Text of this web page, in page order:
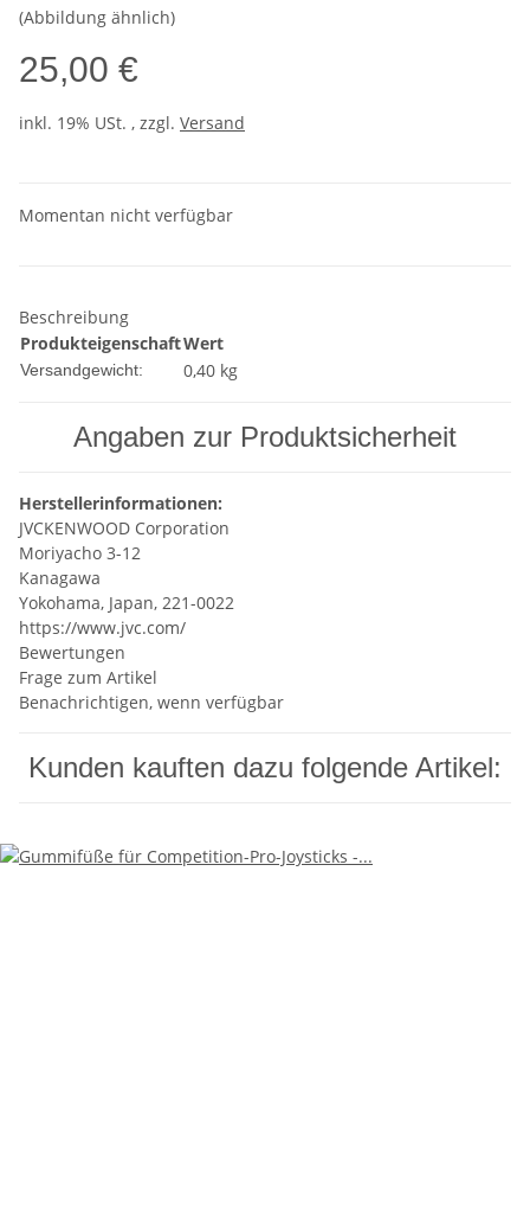
(Abbildung ähnlich)
25,00 €
inkl. 19% USt. , zzgl. Versand
Momentan nicht verfügbar
Beschreibung
ProdukteigenschaftWert
Versandgewicht: 0,40 kg
Angaben zur Produktsicherheit
Herstellerinformationen:
JVCKENWOOD Corporation
Moriyacho 3-12
Kanagawa
Yokohama, Japan, 221-0022
https://www.jvc.com/
Bewertungen
Frage zum Artikel
Benachrichtigen, wenn verfügbar
Kunden kauften dazu folgende Artikel: